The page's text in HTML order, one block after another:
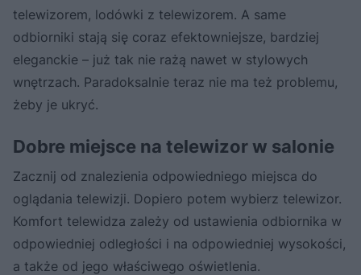
telewizorem, lodówki z telewizorem. A same
odbiorniki stają się coraz efektowniejsze, bardziej
eleganckie – już tak nie rażą nawet w stylowych
wnętrzach. Paradoksalnie teraz nie ma też problemu,
żeby je ukryć.
Dobre miejsce na telewizor w salonie
Zacznij od znalezienia odpowiedniego miejsca do
oglądania telewizji. Dopiero potem wybierz telewizor.
Komfort telewidza zależy od ustawienia odbiornika w
odpowiedniej odległości i na odpowiedniej wysokości,
a także od jego właściwego oświetlenia.